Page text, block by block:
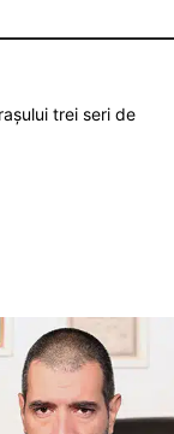
trei seri de